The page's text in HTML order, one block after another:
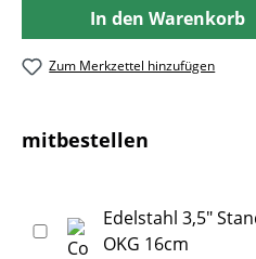
In den Warenkorb
Zum Merkzettel hinzufügen
mitbestellen
Edelstahl 3,5"
OKG 16cm